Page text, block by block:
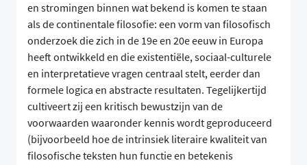
en stromingen binnen wat bekend is komen te staan
als de continentale filosofie: een vorm van filosofisch
onderzoek die zich in de 19e en 20e eeuw in Europa
heeft ontwikkeld en die existentiële, sociaal-culturele
en interpretatieve vragen centraal stelt, eerder dan
formele logica en abstracte resultaten. Tegelijkertijd
cultiveert zij een kritisch bewustzijn van de
voorwaarden waaronder kennis wordt geproduceerd
(bijvoorbeeld hoe de intrinsiek literaire kwaliteit van
filosofische teksten hun functie en betekenis